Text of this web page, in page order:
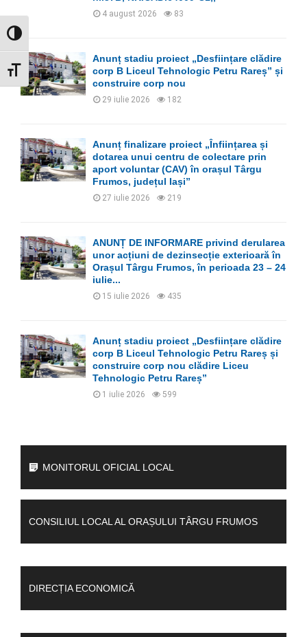
GLISOR NIVEL CONTRAST
GLISOR MĂRIME FONT
4 august 2026 83
Anunț stadiu proiect „Desființare clădire
corp B Liceul Tehnologic Petru Rareș” și
construire corp nou
29 iulie 2026 182
Anunț finalizare proiect „Înființarea și
dotarea unui centru de colectare prin
aport voluntar (CAV) în orașul Târgu
Frumos, județul Iași”
27 iulie 2026 219
ANUNȚ DE INFORMARE privind derularea
unor acțiuni de dezinsecție exterioară în
Orașul Târgu Frumos, în perioada 23 – 24
iulie...
15 iulie 2026 435
Anunț stadiu proiect „Desființare clădire
corp B Liceul Tehnologic Petru Rareș și
construire corp nou clădire Liceu
Tehnologic Petru Rareș”
1 iulie 2026 599
MONITORUL OFICIAL LOCAL
CONSILIUL LOCAL AL ORAȘULUI TÂRGU FRUMOS
DIRECȚIA ECONOMICĂ